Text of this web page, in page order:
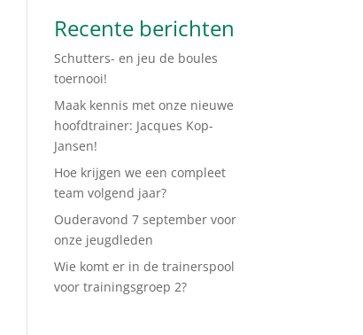
Recente berichten
Schutters- en jeu de boules
toernooi!
Maak kennis met onze nieuwe
hoofdtrainer: Jacques Kop-
Jansen!
Hoe krijgen we een compleet
team volgend jaar?
Ouderavond 7 september voor
onze jeugdleden
Wie komt er in de trainerspool
voor trainingsgroep 2?